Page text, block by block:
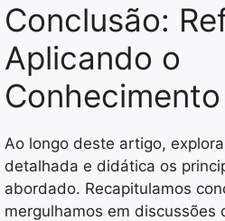
Conclusão:
Aplicando o
Conhecimento
Ao longo deste artigo,
detalhada e didática os
abordado. Recapitulamos
mergulhamos em discussões